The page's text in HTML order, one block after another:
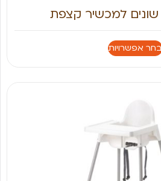
שונים למכשיר קצפת
אפשרויות